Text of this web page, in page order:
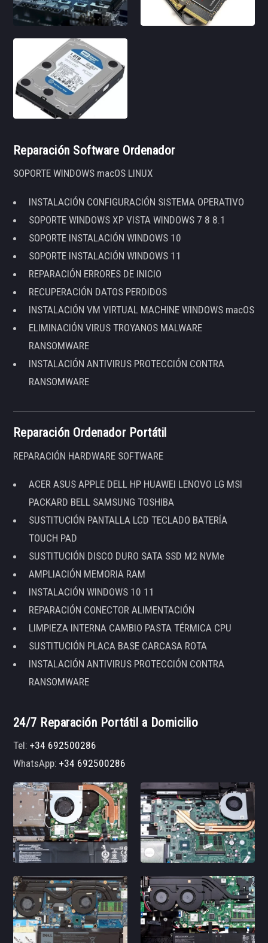
Reparación Software Ordenador
SOPORTE WINDOWS macOS LINUX
INSTALACIÓN CONFIGURACIÓN SISTEMA OPERATIVO
SOPORTE WINDOWS XP VISTA WINDOWS 7 8 8.1
SOPORTE INSTALACIÓN WINDOWS 10
SOPORTE INSTALACIÓN WINDOWS 11
REPARACIÓN ERRORES DE INICIO
RECUPERACIÓN DATOS PERDIDOS
INSTALACIÓN VM VIRTUAL MACHINE WINDOWS macOS
ELIMINACIÓN VIRUS TROYANOS MALWARE
RANSOMWARE
INSTALACIÓN ANTIVIRUS PROTECCIÓN CONTRA
RANSOMWARE
Reparación Ordenador Portátil
REPARACIÓN HARDWARE SOFTWARE
ACER ASUS APPLE DELL HP HUAWEI LENOVO LG MSI
PACKARD BELL SAMSUNG TOSHIBA
SUSTITUCIÓN PANTALLA LCD TECLADO BATERÍA
TOUCH PAD
SUSTITUCIÓN DISCO DURO SATA SSD M2 NVMe
AMPLIACIÓN MEMORIA RAM
INSTALACIÓN WINDOWS 10 11
REPARACIÓN CONECTOR ALIMENTACIÓN
LIMPIEZA INTERNA CAMBIO PASTA TÉRMICA CPU
SUSTITUCIÓN PLACA BASE CARCASA ROTA
INSTALACIÓN ANTIVIRUS PROTECCIÓN CONTRA
RANSOMWARE
24/7 Reparación Portátil a Domicilio
Tel:+34 692500286
WhatsApp:+34 692500286